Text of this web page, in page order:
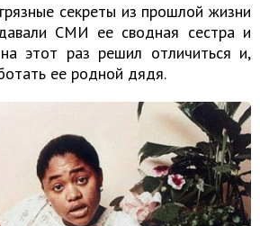
секреты из прошлой жизни
СМИ ее сводная сестра и
этот раз решил отличиться и,
ее родной дядя.